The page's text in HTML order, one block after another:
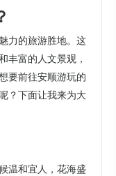
力的旅游胜地。这
丰富的人文景观，
要前往安顺游玩的
？下面让我来为大
温和宜人，花海盛